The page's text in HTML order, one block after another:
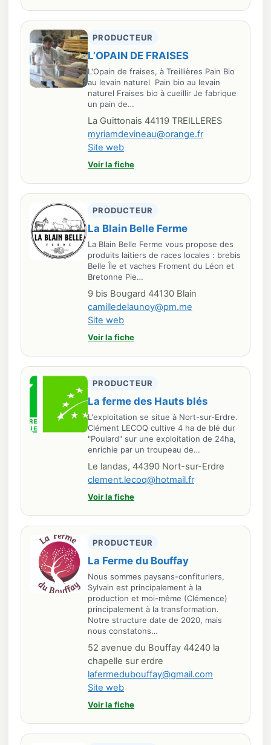
PRODUCTEUR
L’OPAIN DE FRAISES
L'Opain de fraises, à Treillières Pain Bio
au levain naturel Pain bio au levain
naturel Fraises bio à cueillir Je fabrique
un pain de…
La Guittonais 44119 TREILLERES
myriamdevineau@orange.fr
Site web
Voir la fiche
PRODUCTEUR
La Blain Belle Ferme
La Blain Belle Ferme vous propose des
produits laitiers de races locales : brebis
Belle Île et vaches Froment du Léon et
Bretonne Pie…
9 bis Bougard 44130 Blain
camilledelaunoy@pm.me
Site web
Voir la fiche
PRODUCTEUR
La ferme des Hauts blés
L'exploitation se situe à Nort-sur-Erdre.
Clément LECOQ cultive 4 ha de blé dur
"Poulard" sur une exploitation de 24ha,
enrichie par un troupeau de…
Le landas, 44390 Nort-sur-Erdre
clement.lecoq@hotmail.fr
Voir la fiche
PRODUCTEUR
La Ferme du Bouffay
Nous sommes paysans-confituriers,
Sylvain est principalement à la
production et moi-même (Clémence)
principalement à la transformation.
Notre structure date de 2020, mais
nous constatons…
52 avenue du Bouffay 44240 la
chapelle sur erdre
lafermedubouffay@gmail.com
Site web
Voir la fiche